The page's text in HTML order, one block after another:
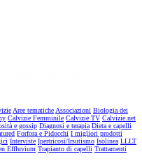
Aree tematicheAssociazioni Biologia dei
Calvizie Femminile Calvizie TV Calvizie.net
e gossip Diagnosi e terapia Dieta e capelli
Forfora e Pidocchi I migliori prodotti
Interviste Ipertricosi/Irsutismo Isolinea LLLT
Effluvium Trapianto di capelli Trattamenti